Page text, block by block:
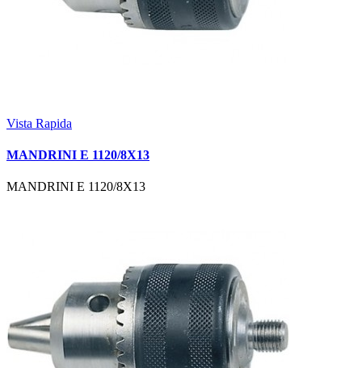
Vista Rapida
MANDRINI E 1120/8X13
MANDRINI E 1120/8X13